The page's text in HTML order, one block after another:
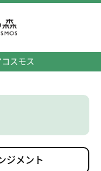
スモス
ジメント